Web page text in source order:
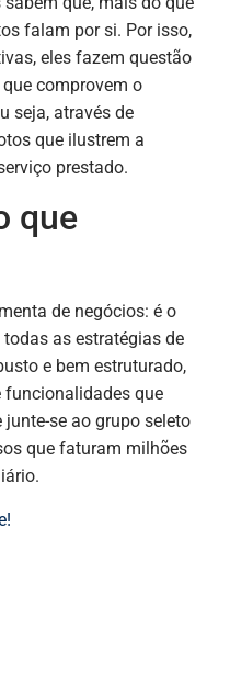
falam por si. Por isso,
eles fazem questão
comprovem o
seja, através de
que ilustrem a
prestado.
que
de negócios: é o
as estratégias de
e bem estruturado,
funcionalidades que
se ao grupo seleto
que faturam milhões